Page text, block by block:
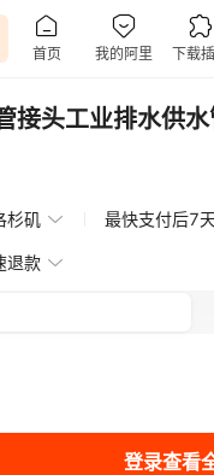
接头工业排水供
杉矶 最快支付后7
退款
登录查看